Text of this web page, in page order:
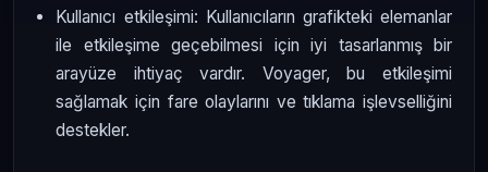
Kullanıcı etkileşimi: Kullanıcıların grafikteki elemanlar
ile etkileşime geçebilmesi için iyi tasarlanmış bir
arayüze ihtiyaç vardır. Voyager, bu etkileşimi
sağlamak için fare olaylarını ve tıklama işlevselliğini
destekler.